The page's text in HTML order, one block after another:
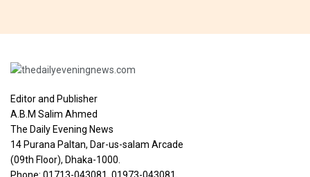
Editor and Publisher
A.B.M Salim Ahmed
The Daily Evening News
14 Purana Paltan, Dar-us-salam Arcade
(09th Floor), Dhaka-1000.